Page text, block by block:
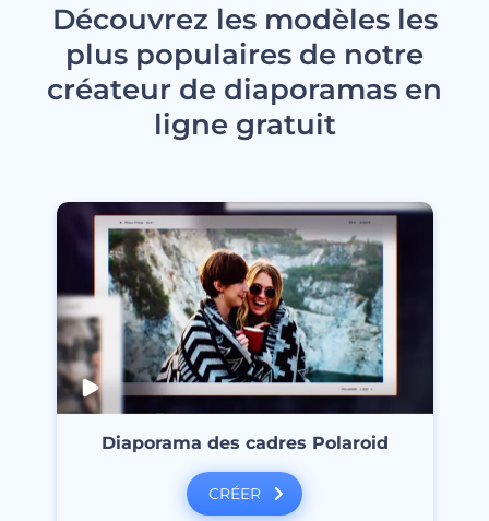
Découvrez les modèles les
plus populaires de notre
créateur de diaporamas en
ligne gratuit
Diaporama des cadres Polaroid
CRÉER